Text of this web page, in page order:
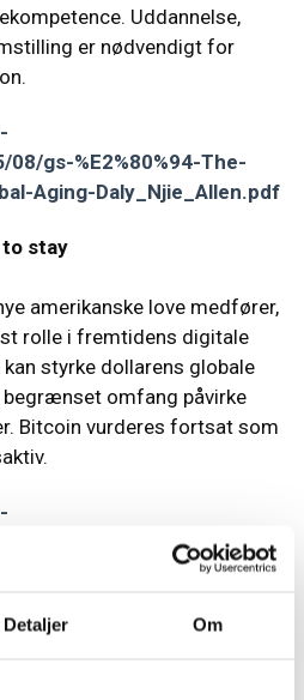
Detaljer Om
Uddannelse,
er nødvendigt for
gs-%E2%80%94-The-
Aging-Daly_Njie_Allen.pdf
stay
amerikanske love medfører,
rolle i fremtidens digitale
styrke dollarens globale
begrænset omfang påvirke
Bitcoin vurderes fortsat som
08/BR-stablecoins-look-
in both the Eurozone and
dig vores